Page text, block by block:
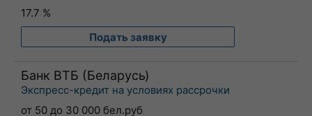
17.7 %
Подать заявку
Банк ВТБ (Беларусь)
Экспресс-кредит на условиях рассрочки
от 50 до 30 000 бел.руб